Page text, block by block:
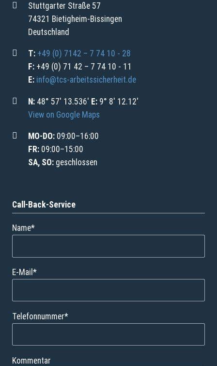
Stuttgarter Straße 57
74321 Bietigheim-Bissingen
Deutschland
T: +49 (0) 7142 – 7 74 10 - 28
F:+49 (0) 71 42 – 7 74 10 - 11
E: info@tcs-arbeitssicherheit.de
N: 48° 57' 13.536' E: 9° 8' 12.12'
View on Google Maps
MO-DO:09:00–16:00
FR:09:00–15:00
SA, SO:geschlossen
Call-Back-Service
Pflichtfeld
Name*
Pflichtfeld
E-Mail *
Pflichtfeld
Telefonnummer*
Kommentar